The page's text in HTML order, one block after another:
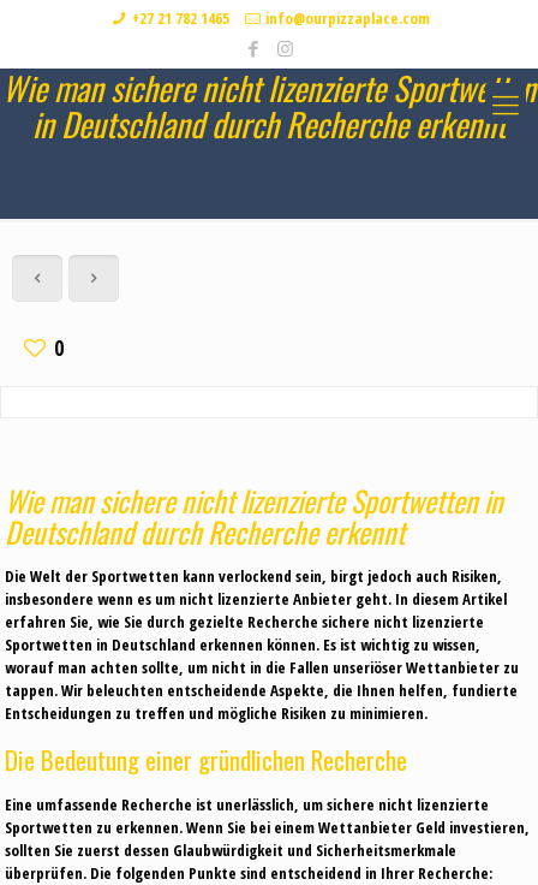
+27 21 782 1465 info@ourpizzaplace.com
Wie man sichere nicht lizenzierte Sportwetten
in Deutschland durch Recherche erkennt
0
Wie man sichere nicht lizenzierte Sportwetten in
Deutschland durch Recherche erkennt
Die Welt der Sportwetten kann verlockend sein, birgt jedoch auch Risiken,
insbesondere wenn es um nicht lizenzierte Anbieter geht. In diesem Artikel
erfahren Sie, wie Sie durch gezielte Recherche sichere nicht lizenzierte
Sportwetten in Deutschland erkennen können. Es ist wichtig zu wissen,
worauf man achten sollte, um nicht in die Fallen unseriöser Wettanbieter zu
tappen. Wir beleuchten entscheidende Aspekte, die Ihnen helfen, fundierte
Entscheidungen zu treffen und mögliche Risiken zu minimieren.
Die Bedeutung einer gründlichen Recherche
Eine umfassende Recherche ist unerlässlich, um sichere nicht lizenzierte
Sportwetten zu erkennen. Wenn Sie bei einem Wettanbieter Geld investieren,
sollten Sie zuerst dessen Glaubwürdigkeit und Sicherheitsmerkmale
überprüfen. Die folgenden Punkte sind entscheidend in Ihrer Recherche: